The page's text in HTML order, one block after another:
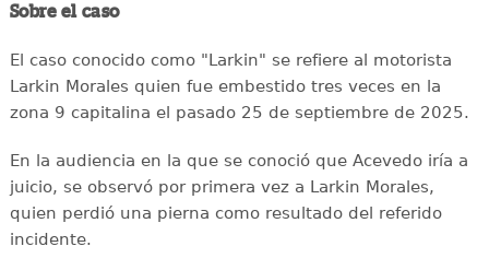
Sobre el caso
El caso conocido como "Larkin" se refiere al motorista
Larkin Morales quien fue embestido tres veces en la
zona 9 capitalina el pasado 25 de septiembre de 2025.
En la audiencia en la que se conoció que Acevedo iría a
juicio, se observó por primera vez a Larkin Morales,
quien perdió una pierna como resultado del referido
incidente.